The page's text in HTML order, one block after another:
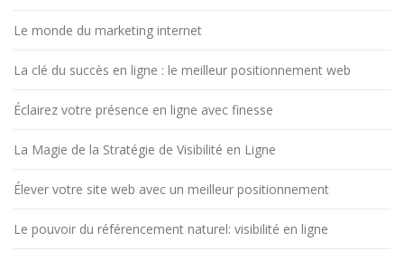
Le monde du marketing internet
La clé du succès en ligne : le meilleur positionnement web
Éclairez votre présence en ligne avec finesse
La Magie de la Stratégie de Visibilité en Ligne
Élever votre site web avec un meilleur positionnement
Le pouvoir du référencement naturel: visibilité en ligne